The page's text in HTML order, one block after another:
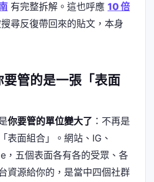
有完整拆解。這也呼應 10 倍
尋反復帶回來的貼文，本身
管的是一張「表面
你要管的單位變大了 ：不再是
表面組合」。網站、IG、
，五個表面各有各的受眾、各
資源給你的，是當中四個社群